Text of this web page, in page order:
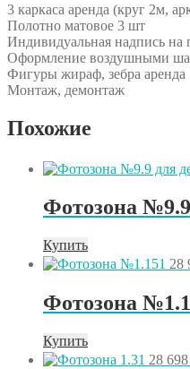
3 каркаса аренда (круг 2м,
Полотно матовое 3 шт
Индивидуальная надпись на
Оформление воздушными
Фигуры жираф, зебра аренда
Монтаж, демонтаж
Похожие
Фотозона
Купить
28
Фотозона
Купить
28 698